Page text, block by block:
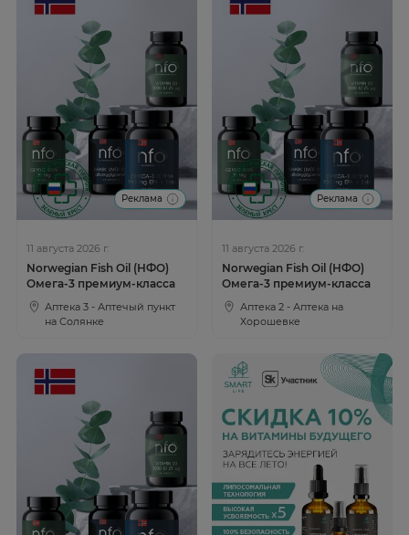
Реклама
11 августа 2026 г.
Norwegian Fish Oil (НФО)
Омега-3 премиум-класса
Аптека 3 - Аптечый пункт
на Солянке
Реклама
11 августа 2026 г.
Norwegian Fish Oil (НФО)
Омега-3 премиум-класса
Аптека 2 - Аптека на
Хорошевке